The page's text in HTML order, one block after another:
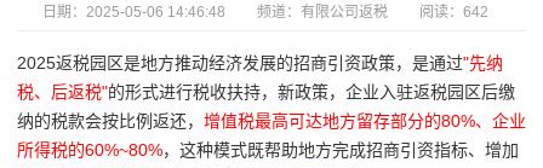
日期： 2025-05-06 14:46:48 频道： 有限公司返税 阅读：642
2025返税园区是地方推动经济发展的招商引资政策，是通过"先纳
税、后返税"的形式进行税收扶持，新政策，企业入驻返税园区后缴
纳的税款会按比例返还， 增值税最高可达地方留存部分的80%、企业
所得税的60%~80%，这种模式既帮助地方完成招商引资指标、增加